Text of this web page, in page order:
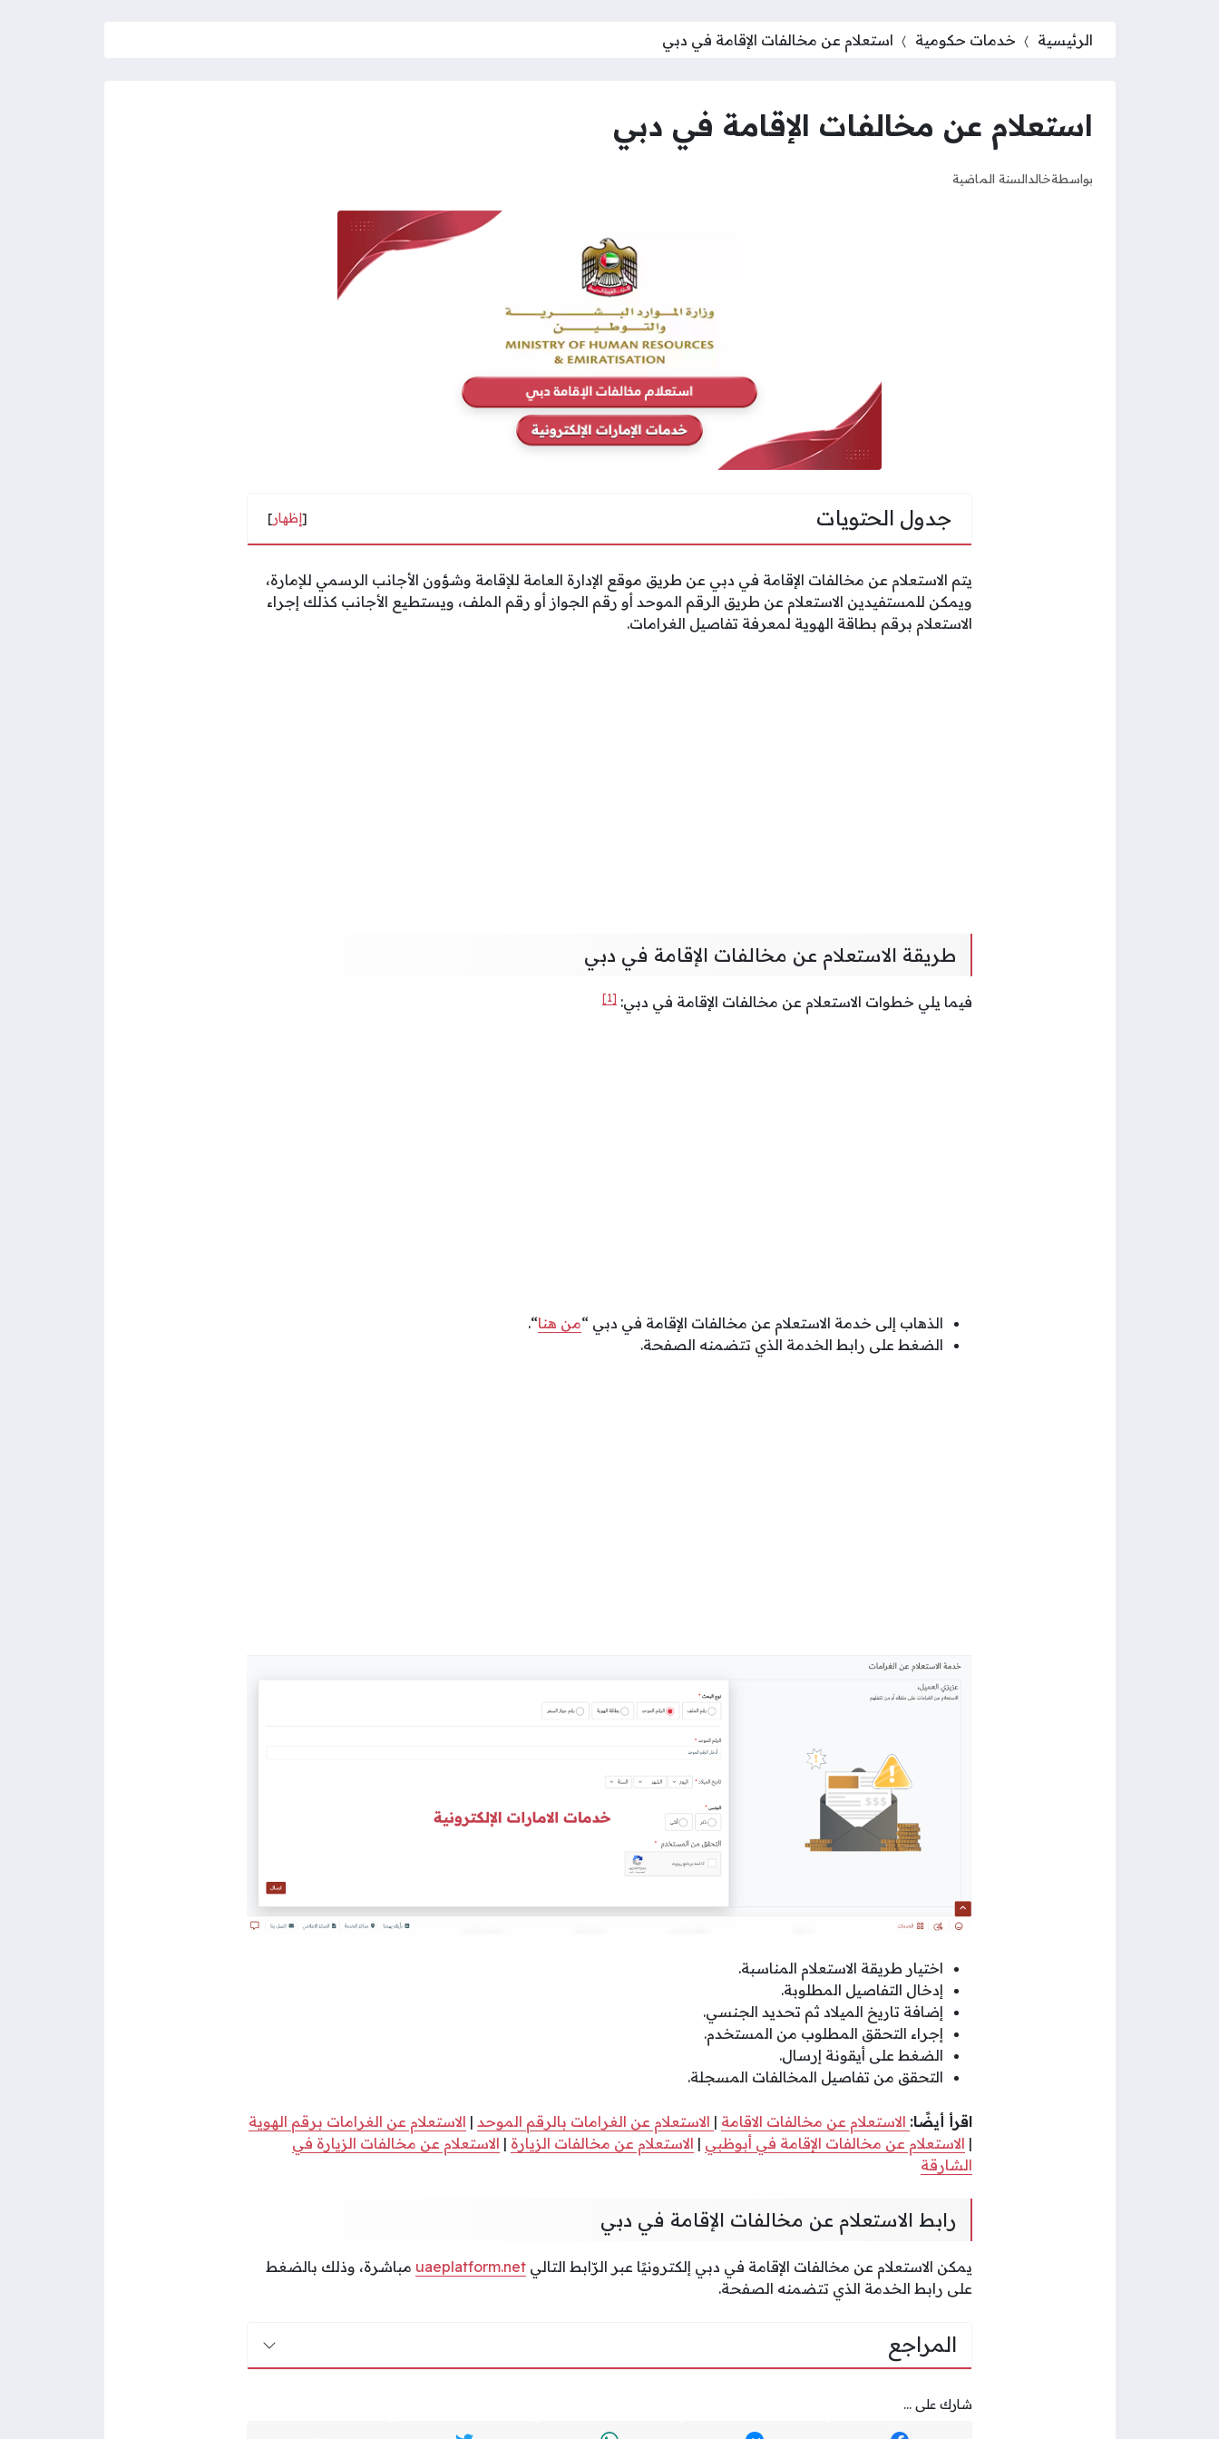
الرئيسية خدمات حكومية استعلام عن مخالفات الإقامة في دبي
استعلام عن مخالفات الإقامة في دبي
بواسطةخالدالسنة الماضية
جدول الحتويات [إظهار]
يتم الاستعلام عن مخالفات الإقامة في دبي عن طريق موقع الإدارة العامة للإقامة وشؤون الأجانب الرسمي للإمارة،
ويمكن للمستفيدين الاستعلام عن طريق الرقم الموحد أو رقم الجواز أو رقم الملف، ويستطيع الأجانب كذلك إجراء
الاستعلام برقم بطاقة الهوية لمعرفة تفاصيل الغرامات.
طريقة الاستعلام عن مخالفات الإقامة في دبي
فيما يلي خطوات الاستعلام عن مخالفات الإقامة في دبي: [1]
الذهاب إلى خدمة الاستعلام عن مخالفات الإقامة في دبي “من هنا“.
الضغط على رابط الخدمة الذي تتضمنه الصفحة.
اختيار طريقة الاستعلام المناسبة.
إدخال التفاصيل المطلوبة.
إضافة تاريخ الميلاد ثم تحديد الجنسي.
إجراء التحقق المطلوب من المستخدم.
الضغط على أيقونة إرسال.
التحقق من تفاصيل المخالفات المسجلة.
اقرأ أيضًا: الاستعلام عن مخالفات الاقامة | الاستعلام عن الغرامات بالرقم الموحد | الاستعلام عن الغرامات برقم الهوية
| الاستعلام عن مخالفات الإقامة في أبوظبي | الاستعلام عن مخالفات الزيارة | الاستعلام عن مخالفات الزيارة في
الشارقة
رابط الاستعلام عن مخالفات الإقامة في دبي
يمكن الاستعلام عن مخالفات الإقامة في دبي إلكترونيًا عبر الرّابط التالي uaeplatform.net مباشرة، وذلك بالضغط
على رابط الخدمة الذي تتضمنه الصفحة.
المراجع
شارك على ...